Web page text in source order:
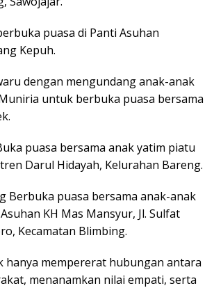
puasa di Panti Asuhan
Kepuh.
dengan mengundang anak-anak
untuk berbuka puasa bersama
puasa bersama anak yatim piatu
Darul Hidayah, Kelurahan Bareng.
Berbuka puasa bersama anak-anak
KH Mas Mansyur, Jl. Sulfat
Kecamatan Blimbing.
hanya mempererat hubungan antara
menanamkan nilai empati, serta